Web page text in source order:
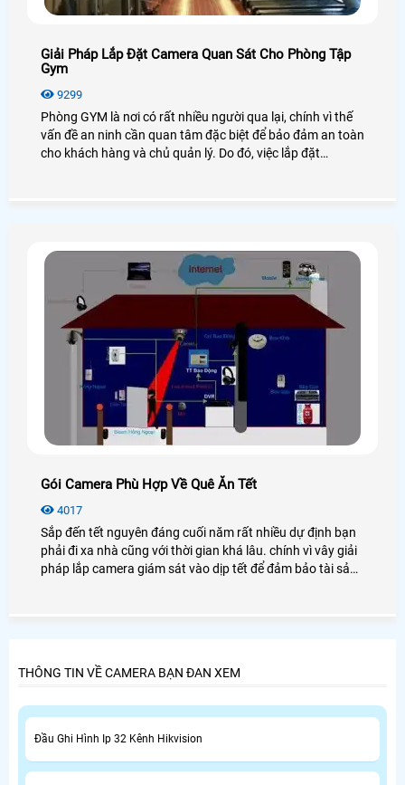
Giải Pháp Lắp Đặt Camera Quan Sát Cho Phòng Tập
Gym
9299
Phòng GYM là nơi có rất nhiều người qua lại, chính vì thế
vấn đề an ninh cần quan tâm đặc biệt để bảo đảm an toàn
cho khách hàng và chủ quản lý. Do đó, việc lắp đặt
Gói Camera Phù Hợp Về Quê Ăn Tết
4017
Sắp đến tết nguyên đáng cuối năm rất nhiều dự định bạn
phải đi xa nhà cũng với thời gian khá lâu. chính vì vây giải
pháp lắp camera giám sát vào dịp tết để đảm bảo tài sản
THÔNG TIN VỀ CAMERA BẠN ĐAN XEM
Đầu Ghi Hình Ip 32 Kênh Hikvision